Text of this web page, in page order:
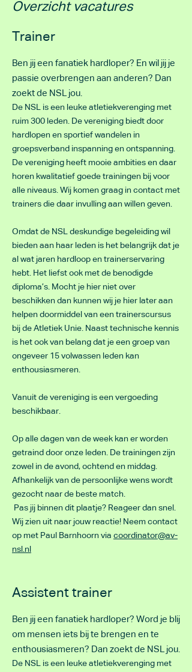
Overzicht vacatures
Trainer
Ben jij een fanatiek hardloper? En wil jij je
passie overbrengen aan anderen? Dan
zoekt de NSL jou.
De NSL is een leuke atletiekverenging met
ruim 300 leden. De vereniging biedt door
hardlopen en sportief wandelen in
groepsverband inspanning en ontspanning.
De vereniging heeft mooie ambities en daar
horen kwalitatief goede trainingen bij voor
alle niveaus. Wij komen graag in contact met
trainers die daar invulling aan willen geven.
Omdat de NSL deskundige begeleiding wil
bieden aan haar leden is het belangrijk dat je
al wat jaren hardloop en trainerservaring
hebt. Het liefst ook met de benodigde
diploma’s. Mocht je hier niet over
beschikken dan kunnen wij je hier later aan
helpen doormiddel van een trainerscursus
bij de Atletiek Unie. Naast technische kennis
is het ook van belang dat je een groep van
ongeveer 15 volwassen leden kan
enthousiasmeren.
Vanuit de vereniging is een vergoeding
beschikbaar.
Op alle dagen van de week kan er worden
getraind door onze leden. De trainingen zijn
zowel in de avond, ochtend en middag.
Afhankelijk van de persoonlijke wens wordt
gezocht naar de beste match.
Pas jij binnen dit plaatje? Reageer dan snel.
Wij zien uit naar jouw reactie! Neem contact
op met Paul Barnhoorn via coordinator@av-
nsl.nl
Assistent trainer
Ben jij een fanatiek hardloper? Word je blij
om mensen iets bij te brengen en te
enthousiasmeren? Dan zoekt de NSL jou.
De NSL is een leuke atletiekverenging met